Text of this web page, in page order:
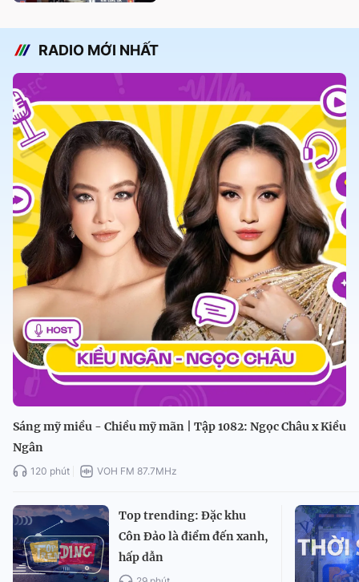
RADIO MỚI NHẤT
Sáng mỹ miều - Chiều mỹ mãn | Tập 1082: Ngọc Châu x Kiều
Ngân
120 phút VOH FM 87.7MHz
Top trending: Đặc khu
Côn Đảo là điểm đến xanh,
hấp dẫn